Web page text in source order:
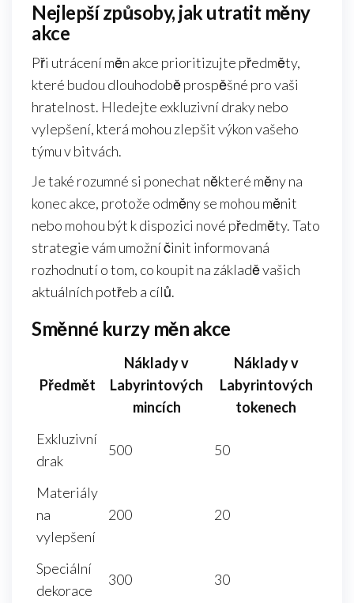
Nejlepší způsoby, jak utratit měny
akce
Při utrácení měn akce prioritizujte předměty,
které budou dlouhodobě prospěšné pro vaši
hratelnost. Hledejte exkluzivní draky nebo
vylepšení, která mohou zlepšit výkon vašeho
týmu v bitvách.
Je také rozumné si ponechat některé měny na
konec akce, protože odměny se mohou měnit
nebo mohou být k dispozici nové předměty. Tato
strategie vám umožní činit informovaná
rozhodnutí o tom, co koupit na základě vašich
aktuálních potřeb a cílů.
Směnné kurzy měn akce
Předmět
Náklady v
Labyrintových
mincích
Náklady v
Labyrintových
tokenech
Exkluzivní
drak
500 50
Materiály
na
vylepšení
200 20
Speciální
dekorace
300 30